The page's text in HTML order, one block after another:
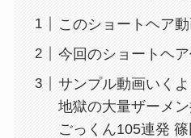
このショートヘア
今回のショートヘ
サンプル動画いくよ
地獄の大量ザーメ
ごっくん105連発 篠